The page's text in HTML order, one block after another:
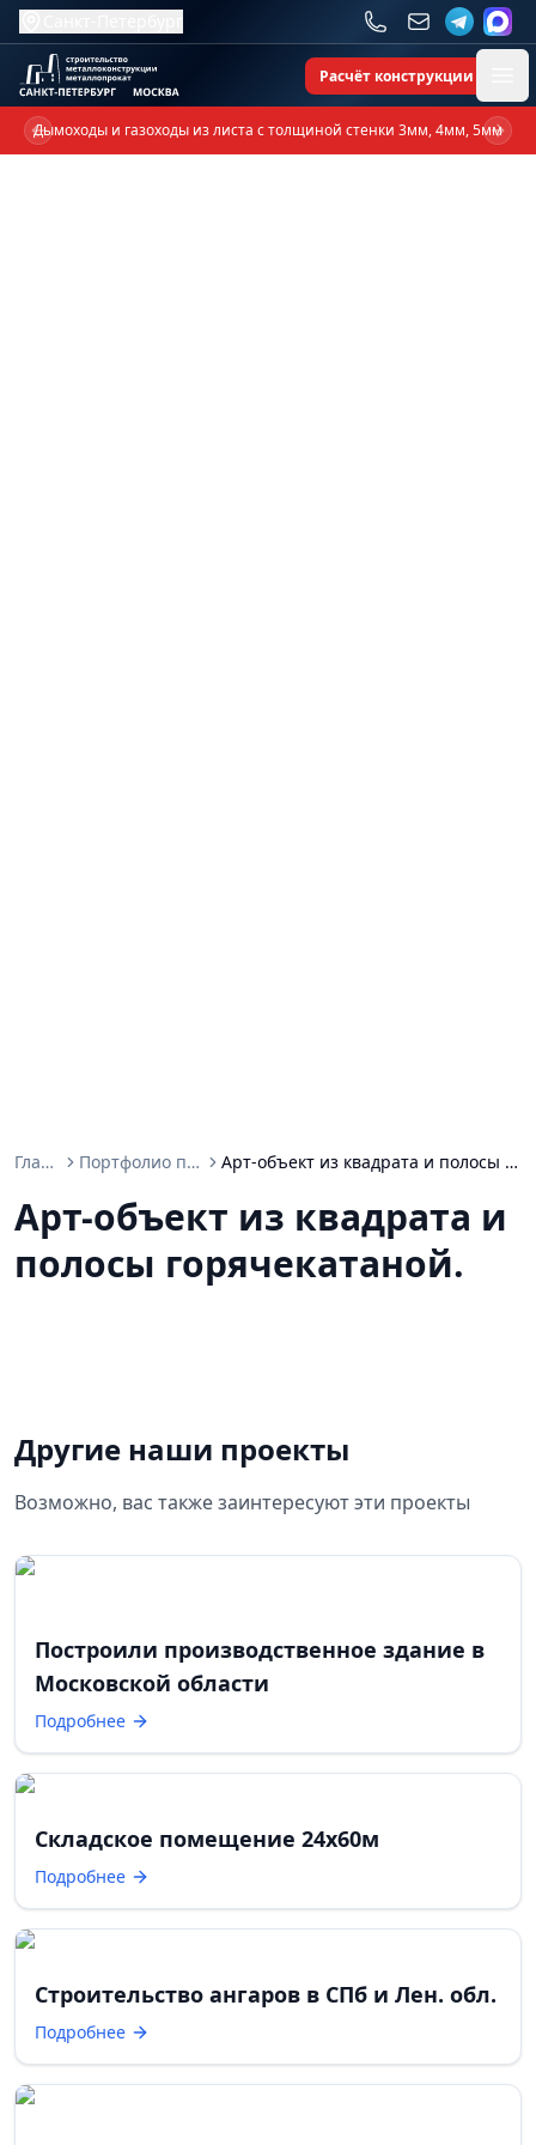
Расчёт конструкции
Дымоходы и газоходы из листа с толщиной стенки 3мм, 4мм, 5мм
Previous slide
Главная Портфолио проектов Арт-объект из квадрата и полосы горячекатаной.
Арт-объект из квадрата и
полосы горячекатаной.
Другие наши проекты
Возможно, вас также заинтересуют эти проекты
Построили производственное здание в
Московской области
Подробнее
Складское помещение 24х60м
Подробнее
Строительство ангаров в СПб и Лен. обл.
Подробнее